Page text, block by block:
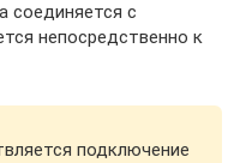
соединяется с
непосредственно к
подключение